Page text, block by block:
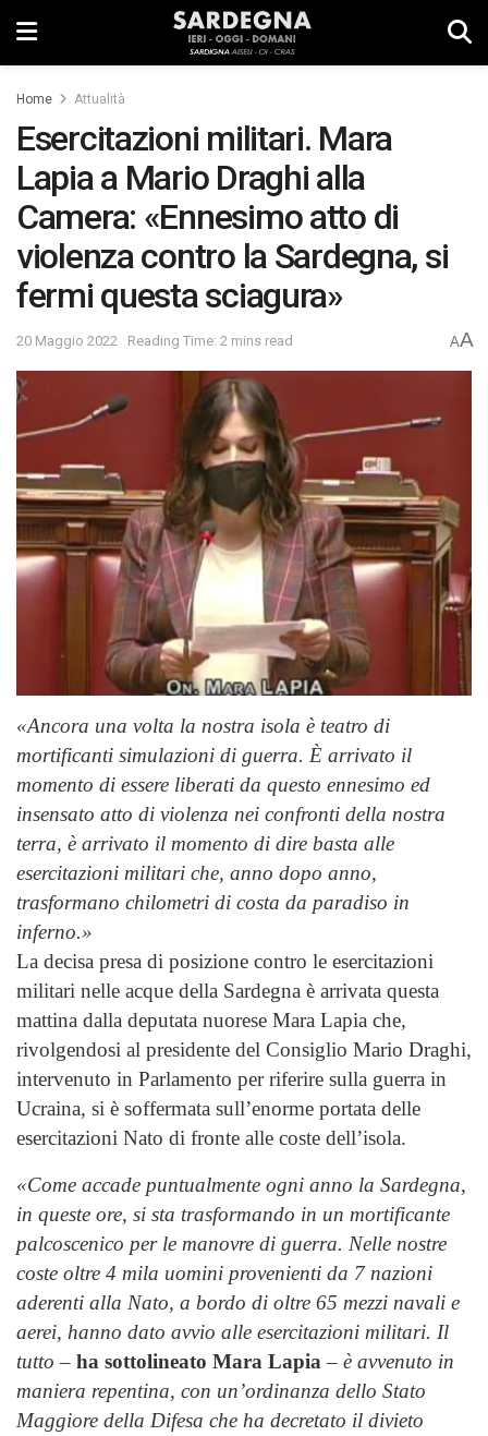
Home Attualità
Esercitazioni militari. Mara
Lapia a Mario Draghi alla
Camera: «Ennesimo atto di
violenza contro la Sardegna, si
fermi questa sciagura»
20 Maggio 2022 Reading Time: 2 mins read AA
«Ancora una volta la nostra isola è teatro di
mortificanti simulazioni di guerra. È arrivato il
momento di essere liberati da questo ennesimo ed
insensato atto di violenza nei confronti della nostra
terra, è arrivato il momento di dire basta alle
esercitazioni militari che, anno dopo anno,
trasformano chilometri di costa da paradiso in
inferno.»
La decisa presa di posizione contro le esercitazioni
militari nelle acque della Sardegna è arrivata questa
mattina dalla deputata nuorese Mara Lapia che,
rivolgendosi al presidente del Consiglio Mario Draghi,
intervenuto in Parlamento per riferire sulla guerra in
Ucraina, si è soffermata sull’enorme portata delle
esercitazioni Nato di fronte alle coste dell’isola.
«Come accade puntualmente ogni anno la Sardegna,
in queste ore, si sta trasformando in un mortificante
palcoscenico per le manovre di guerra. Nelle nostre
coste oltre 4 mila uomini provenienti da 7 nazioni
aderenti alla Nato, a bordo di oltre 65 mezzi navali e
aerei, hanno dato avvio alle esercitazioni militari. Il
tutto – ha sottolineato Mara Lapia – è avvenuto in
maniera repentina, con un’ordinanza dello Stato
Maggiore della Difesa che ha decretato il divieto